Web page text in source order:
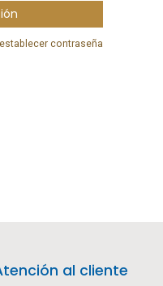
contraseña
al cliente